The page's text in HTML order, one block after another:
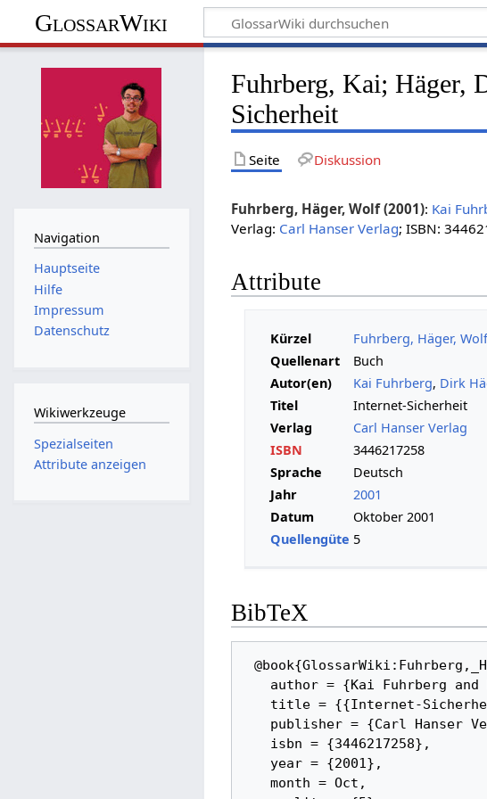
GlossarWiki
Fuhrberg, Kai; Häger,
Sicherheit
Seite Diskussion
Fuhrberg, Häger, Wolf (2001): Kai
Verlag: Carl Hanser Verlag; ISBN:
Attribute
Kürzel
Fuhrberg, Häger,
Quellenart
Buch
Autor(en)
Kai Fuhrberg, Dirk
Titel
Internet-Sicherheit
Verlag
Carl Hanser Verlag
ISBN
3446217258
Sprache
Deutsch
Jahr
2001
Datum
Oktober 2001
Quellengüte 5
BibTeX
Navigation
Hauptseite
Hilfe
Impressum
Datenschutz
Wikiwerkzeuge
Spezialseiten
Attribute anzeigen